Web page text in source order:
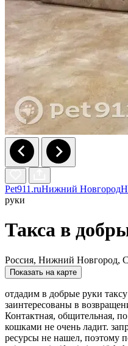
Pet911.ruНижний Новгород
руки
Такса в
Россия, Нижний Новгород,
Показать на карте
отдадим в добрые руки
заинтересованы в
Контактная, общительная,
кошками не очень ладит.
ресурсы не нашел, поэтому